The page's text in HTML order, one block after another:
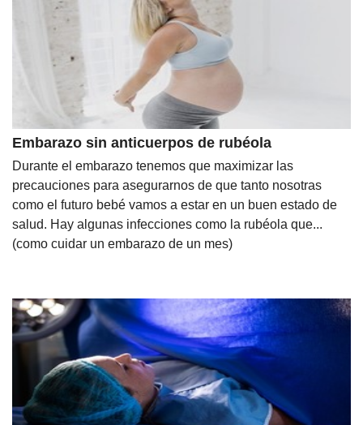
Nombres
Embarazo sin anticuerpos de rubéola
Durante el embarazo tenemos que maximizar las
precauciones para asegurarnos de que tanto nosotras
como el futuro bebé vamos a estar en un buen estado de
salud. Hay algunas infecciones como la rubéola que...
(como cuidar un embarazo de un mes)